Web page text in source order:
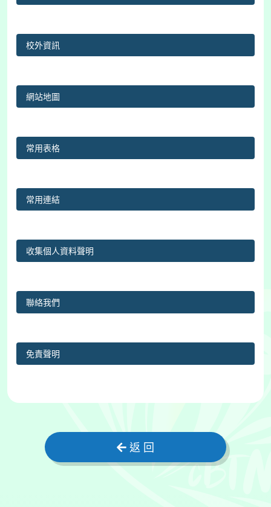
校外資訊
網站地圖
常用表格
常用連結
收集個人資料聲明
聯絡我們
免責聲明
返 回